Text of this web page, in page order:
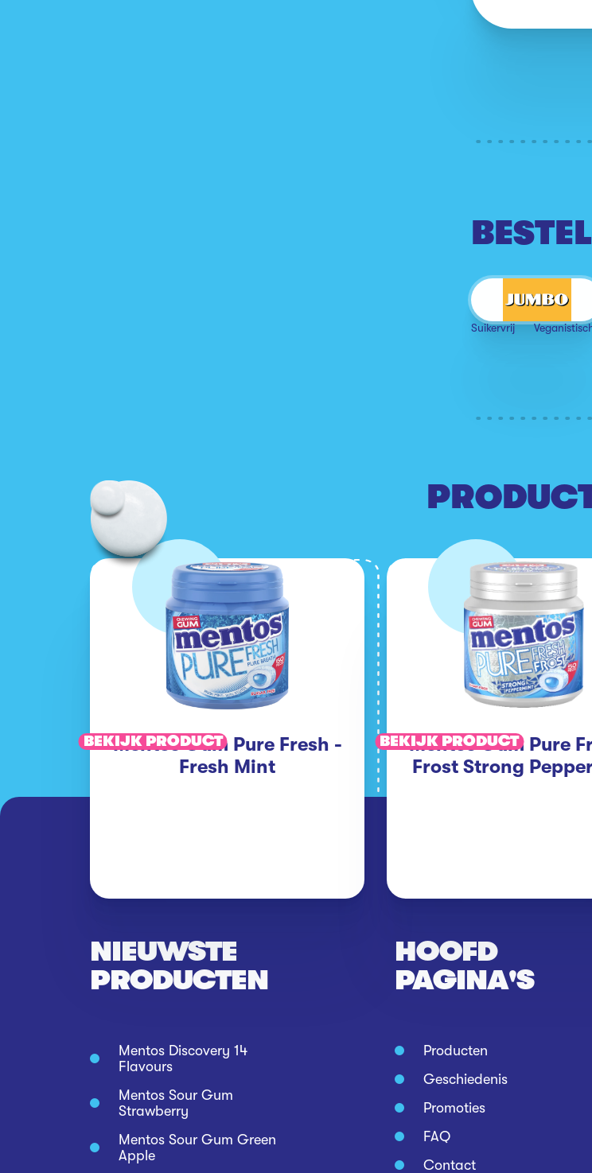
Suikervrij
Mentos Gum Pure Fresh -
Fresh Mint
BEKIJK PRODUCT
Mentos Gum Pure
Frost Strong
BEKIJK PRODUCT
NIEUWSTE
PRODUCTEN
Mentos Discovery 14
Flavours
Mentos Sour Gum
Strawberry
Mentos Sour Gum Green
Apple
HOOFD
PAGINA'S
Producten
Geschiedenis
Promoties
FAQ
Contact